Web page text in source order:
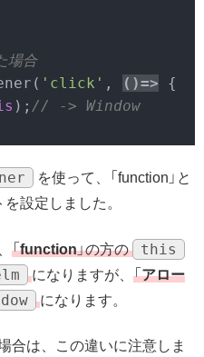
場合
'click' , ()=> {
); // -> Window
を使って、「function」と
を設定しました。
「function」の方の this
になりますが、 「アロー
になります。
合は、この違いに注意しま